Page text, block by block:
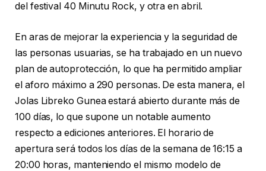
del festival 40 Minutu Rock, y otra en abril.
En aras de mejorar la experiencia y la seguridad de
las personas usuarias, se ha trabajado en un nuevo
plan de autoprotección, lo que ha permitido ampliar
el aforo máximo a 290 personas. De esta manera, el
Jolas Libreko Gunea estará abierto durante más de
100 días, lo que supone un notable aumento
respecto a ediciones anteriores. El horario de
apertura será todos los días de la semana de 16:15 a
20:00 horas, manteniendo el mismo modelo de